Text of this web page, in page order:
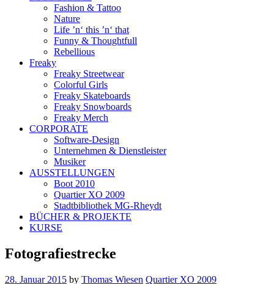
Fashion & Tattoo
Nature
Life ’n‘ this ’n‘ that
Funny & Thoughtfull
Rebellious
Freaky
Freaky Streetwear
Colorful Girls
Freaky Skateboards
Freaky Snowboards
Freaky Merch
CORPORATE
Software-Design
Unternehmen & Dienstleister
Musiker
AUSSTELLUNGEN
Boot 2010
Quartier XO 2009
Stadtbibliothek MG-Rheydt
BÜCHER & PROJEKTE
KURSE
Fotografiestrecke
28. Januar 2015 by Thomas Wiesen Quartier XO 2009